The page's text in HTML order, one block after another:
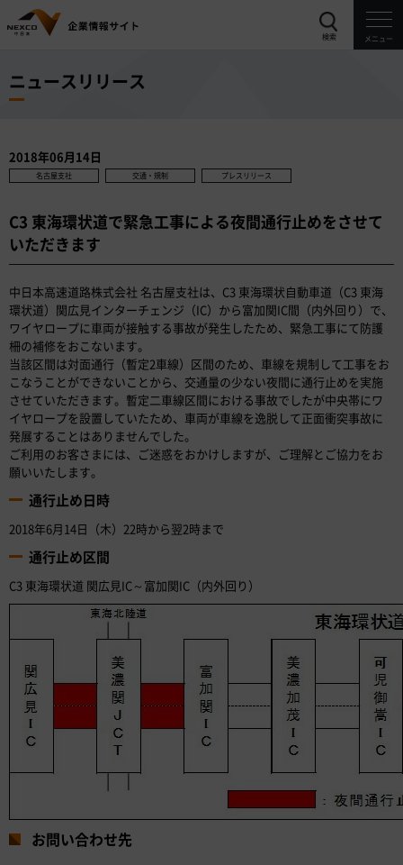
検索 メニュー
ニュースリリース
2018年06月14日
名古屋支社 交通・規制 プレスリリース
C3 東海環状道で緊急工事による夜間通行止めをさせて
いただきます
中日本高速道路株式会社 名古屋支社は、C3 東海環状自動車道（C3 東海
環状道）関広見インターチェンジ（IC）から富加関IC間（内外回り）で、
ワイヤロープに車両が接触する事故が発生したため、緊急工事にて防護
柵の補修をおこないます。
当該区間は対面通行（暫定2車線）区間のため、車線を規制して工事をお
こなうことができないことから、交通量の少ない夜間に通行止めを実施
させていただきます。暫定二車線区間における事故でしたが中央帯にワ
イヤロープを設置していたため、車両が車線を逸脱して正面衝突事故に
発展することはありませんでした。
ご利用のお客さまには、ご迷惑をおかけしますが、ご理解とご協力をお
願いいたします。
通行止め日時
2018年6月14日（木）22時から翌2時まで
通行止め区間
C3 東海環状道 関広見IC～富加関IC（内外回り）
お問い合わせ先